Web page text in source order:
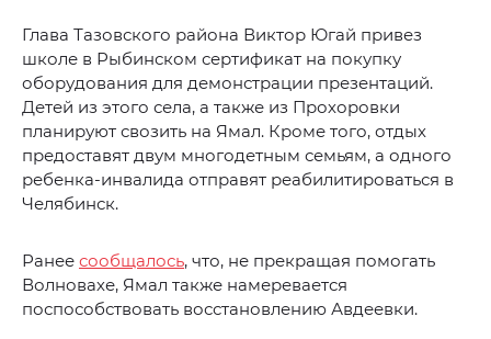
Глава Тазовского района Виктор Югай привез
школе в Рыбинском сертификат на покупку
оборудования для демонстрации презентаций.
Детей из этого села, а также из Прохоровки
планируют свозить на Ямал. Кроме того, отдых
предоставят двум многодетным семьям, а одного
ребенка-инвалида отправят реабилитироваться в
Челябинск.
Ранее сообщалось, что, не прекращая помогать
Волновахе, Ямал также намеревается
поспособствовать восстановлению Авдеевки.